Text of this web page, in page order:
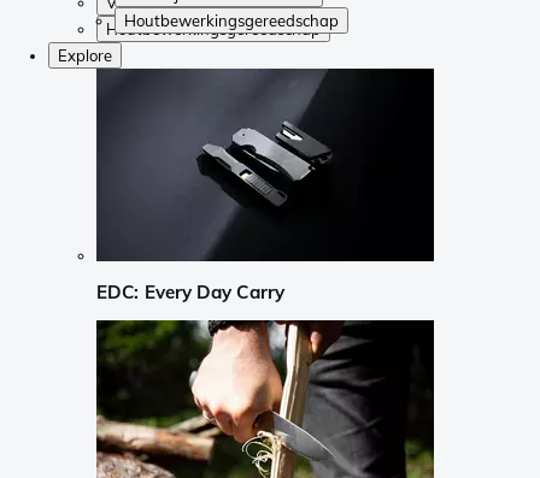
Houtbewerkingsgereedschap
Houtbewerkingsgereedschap
Explore
EDC: Every Day Carry